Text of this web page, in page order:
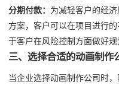
分期付款： 为减轻客户的经
方案，客户可以在项目进行
于客户在风险控制方面做好规
三、选择合适的动画制作
当企业选择动画制作公司时